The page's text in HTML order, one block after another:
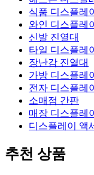
식품 디스플레이
와인 디스플레이
신발 진열대
타일 ​​디스플레이
장난감 진열대
가방 디스플레이
전자 디스플레이
소매점 간판
매장 디스플레
디스플레이 액
추천 상품